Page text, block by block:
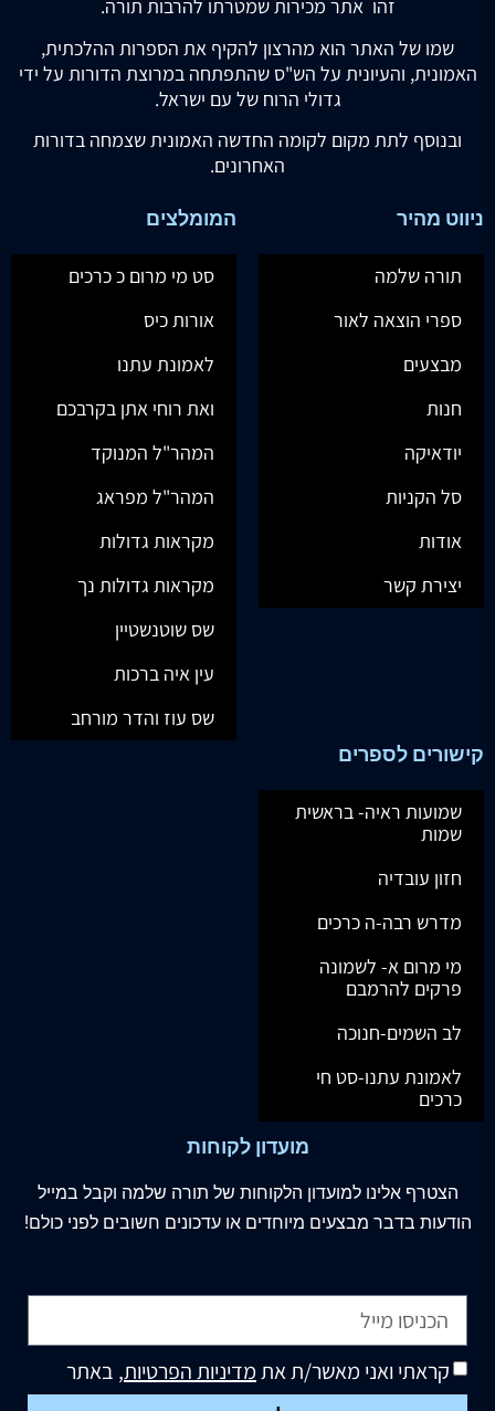
זהו אתר מכירות שמטרתו להרבות תורה.
שמו של האתר הוא מהרצון להקיף את הספרות ההלכתית,
האמונית, והעיונית על הש"ס שהתפתחה במרוצת הדורות על ידי
גדולי הרוח של עם ישראל.
ובנוסף לתת מקום לקומה החדשה האמונית שצמחה בדורות
האחרונים.
ניווט מהיר
תורה שלמה
ספרי הוצאה לאור
מבצעים
חנות
יודאיקה
סל הקניות
אודות
יצירת קשר
המומלצים
סט מי מרום כ כרכים
אורות כיס
לאמונת עתנו
ואת רוחי אתן בקרבכם
המהר"ל המנוקד
המהר"ל מפראג
מקראות גדולות
מקראות גדולות נך
שס שוטנשטיין
עין איה ברכות
שס עוז והדר מורחב
קישורים לספרים
שמועות ראיה- בראשית
שמות
חזון עובדיה
מדרש רבה-ה כרכים
מי מרום א- לשמונה
פרקים להרמבם
לב השמים-חנוכה
לאמונת עתנו-סט חי
כרכים
מועדון לקוחות
הצטרף אלינו למועדון הלקוחות של תורה שלמה וקבל במייל
הודעות בדבר מבצעים מיוחדים או עדכונים חשובים לפני כולם!
קראתי ואני מאשר/ת אתמדיניות הפרטיות, באתר